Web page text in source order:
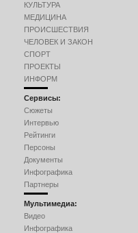
КУЛЬТУРА
МЕДИЦИНА
ПРОИСШЕСТВИЯ
ЧЕЛОВЕК И ЗАКОН
СПОРТ
ПРОЕКТЫ
ИНФОРМ
Сервисы:
Сюжеты
Интервью
Рейтинги
Персоны
Документы
Инфографика
Партнеры
Мультимедиа:
Видео
Инфографика